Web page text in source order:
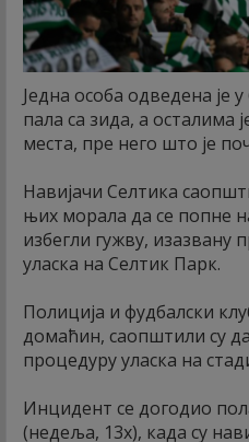
Једна особа одведена је
пала са зида, а осталима
места, пре него што је
Навијачи Селтика
њих морала да се попне
избегли гужву,
уласка на Селтик Парк.
Полиција и фудбалски
домаћин, саопштили су
процедуру уласка на
Инцидент се догодио
(недеља, 13х), када су